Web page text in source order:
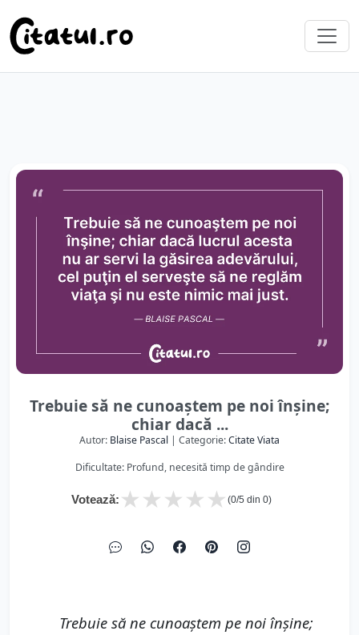
Trebuie să ne cunoaştem pe noi înşine;
chiar dacă ...
Autor: Blaise Pascal | Categorie:Citate Viata
Dificultate: Profund, necesită timp de gândire
Votează: ★
★
★
★
★ (0/5 din 0)
Trebuie să ne cunoaştem pe noi înşine;